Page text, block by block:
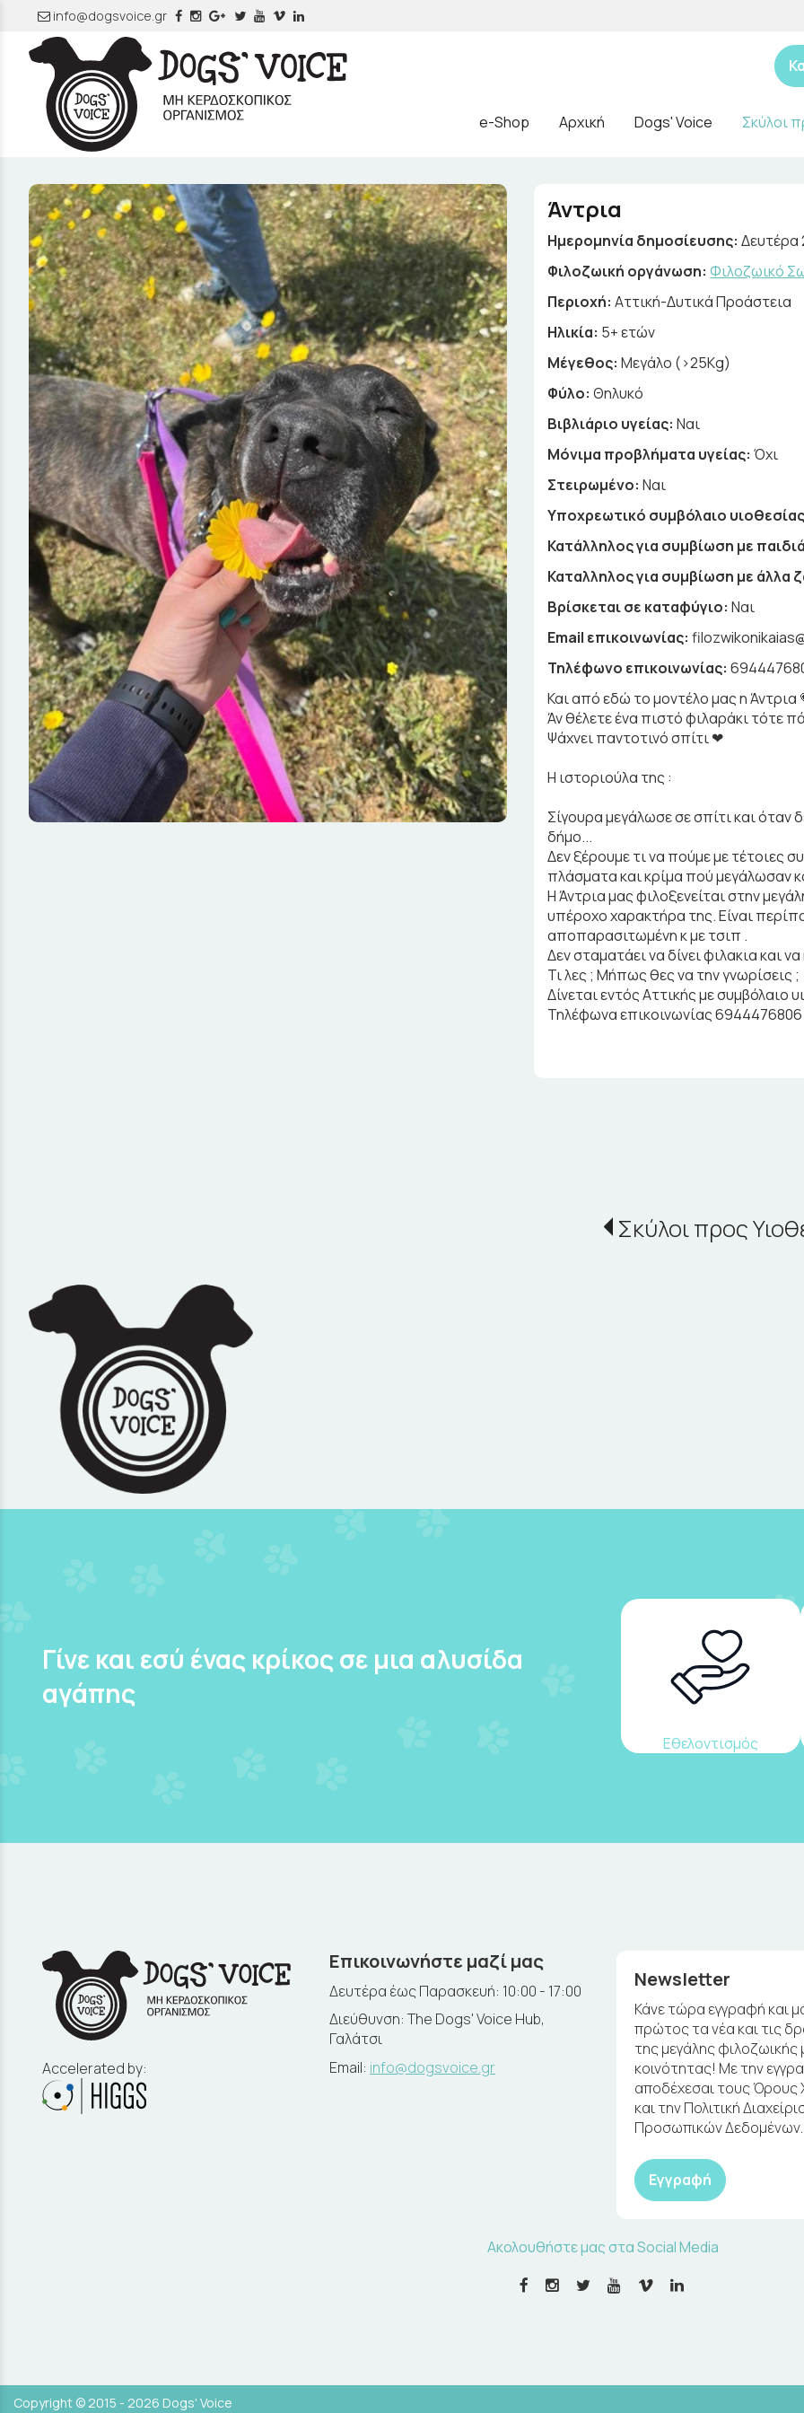
info@dogsvoice.gr
e-Shop Αρχική Dogs' Voice Σκύλοι
Άντρια
Ημερομηνία δημοσίευσης: Δευτέρα
Φιλοζωική οργάνωση:Φιλοζωικό
Περιοχή:Αττική-Δυτικά Προάστεια
Ηλικία: 5+ ετών
Μέγεθος:Μεγάλο (>25Kg)
Φύλο:Θηλυκό
Βιβλιάριο υγείας: Ναι
Μόνιμα προβλήματα υγείας: Όχι
Στειρωμένο: Ναι
Υποχρεωτικό συμβόλαιο
Κατάλληλος για συμβίωση με
Καταλληλος για συμβίωση με άλλα
Βρίσκεται σε καταφύγιο: Ναι
Email επικοινωνίας:
Τηλέφωνο επικοινωνίας:
Και από εδώ το μοντέλο μας η Άντρια
Άν θέλετε ένα πιστό φιλαράκι τότε
Ψάχνει παντοτινό σπίτι ❤
Η ιστοριούλα της :
Σίγουρα μεγάλωσε σε σπίτι και
δήμο...
Δεν ξέρουμε τι να πούμε με τέτοιες
πλάσματα και κρίμα πού μεγάλωσαν
Η Άντρια μας φιλοξενείται στην
υπέροχο χαρακτήρα της. Είναι
αποπαρασιτωμένη κ με τσιπ .
Δεν σταματάει να δίνει φιλακια και
Τι λες ; Μήπως θες να την γνωρίσεις ;
Δίνεται εντός Αττικής με συμβόλαιο
Τηλέφωνα επικοινωνίας 6944476806
Σκύλοι προς
Γίνε και εσύ ένας κρίκος σε μια αλυσίδα
αγάπης
Εθελοντισμός
Accelerated by:
Επικοινωνήστε μαζί μας
Δευτέρα έως Παρασκευή: 10:00 - 17:00
Διεύθυνση: The Dogs' Voice Hub,
Γαλάτσι
Email: info@dogsvoice.gr
Newsletter
Κάνε τώρα εγγραφή και
πρώτος τα νέα και τις
της μεγάλης φιλοζωικής
κοινότητας! Με την
αποδέχεσαι τους Όρους
και την Πολιτική
Προσωπικών Δεδομένων.
Εγγραφή
Ακολουθήστε μας στα Social Media
Copyright © 2015 - 2026 Dogs' Voice